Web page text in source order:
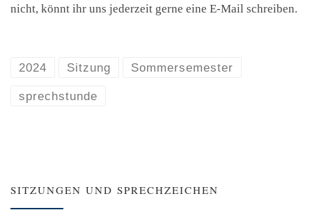
nicht, könnt ihr uns jederzeit gerne eine E-Mail schreiben.
2024 Sitzung Sommersemester
sprechstunde
SITZUNGEN UND SPRECHZEICHEN